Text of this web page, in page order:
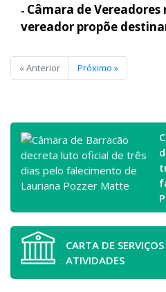
- Câmara de Vereadores
vereador propõe
« Anterior Próximo »
CARTA DE
ATIVIDADES